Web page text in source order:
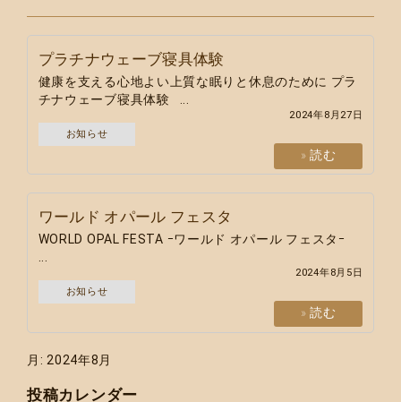
プラチナウェーブ寝具体験
健康を支える心地よい上質な眠りと休息のために プラ
チナウェーブ寝具体験 ...
2024年8月27日
お知らせ
» 読む
ワールド オパール フェスタ
WORLD OPAL FESTA ｰワールド オパール フェスタｰ
2024年8月5日
お知らせ
» 読む
月: 2024年8月
投稿カレンダー